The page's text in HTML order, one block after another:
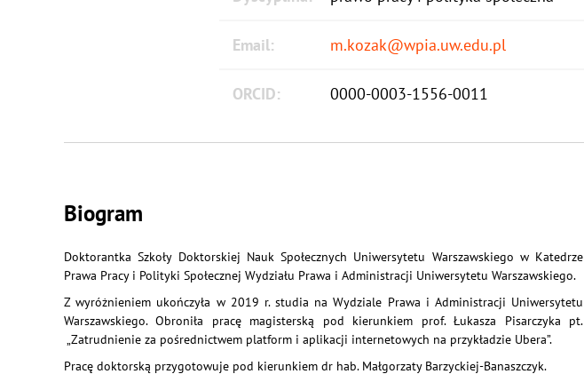
Email: m.kozak@wpia.uw.edu.pl
ORCID: 0000-0003-1556-0011
Biogram
Doktorantka Szkoły Doktorskiej Nauk Społecznych Uniwersytetu Warszawskiego w Katedrze
Prawa Pracy i Polityki Społecznej Wydziału Prawa i Administracji Uniwersytetu Warszawskiego.
Z wyróżnieniem ukończyła w 2019 r. studia na Wydziale Prawa i Administracji Uniwersytetu
Warszawskiego. Obroniła pracę magisterską pod kierunkiem prof. Łukasza Pisarczyka pt.
„Zatrud­nie­nie za pośred­nictwem plat­form i aplikacji inter­ne­towych na przykładzie Ubera”.
Pracę doktorską przygotowuje pod kierunkiem dr hab. Małgorzaty Barzyckiej-Banaszczyk.